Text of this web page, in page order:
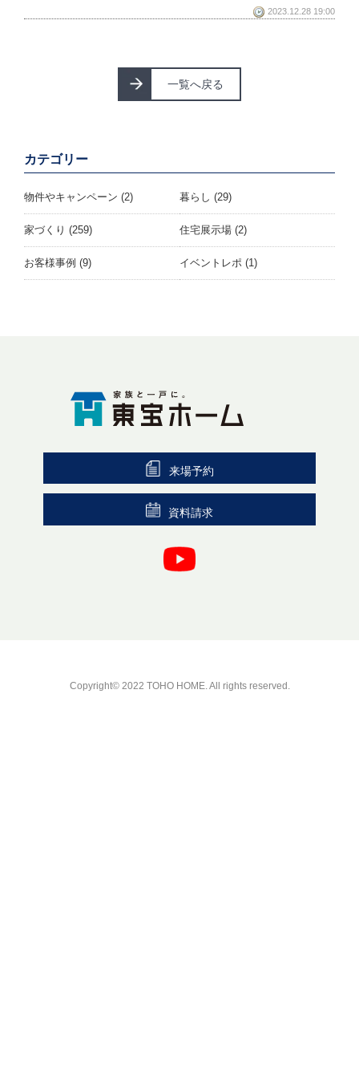
2023.12.28 19:00
一覧へ戻る
カテゴリー
物件やキャンペーン (2) 暮らし (29)
家づくり (259) 住宅展示場 (2)
お客様事例 (9) イベントレポ (1)
来場予約
資料請求
Copyright© 2022 TOHO HOME. All rights reserved.